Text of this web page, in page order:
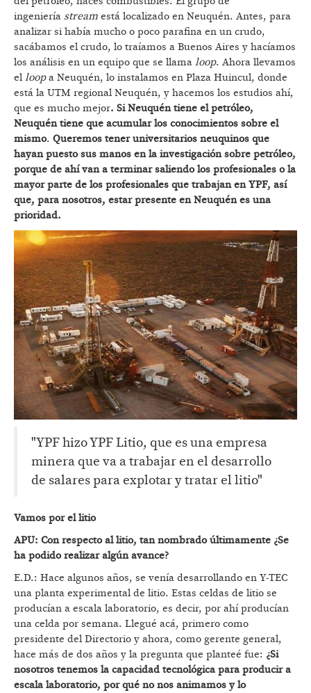
ingeniería stream está localizado en Neuquén. Antes, para
analizar si había mucho o poco parafina en un crudo,
sacábamos el crudo, lo traíamos a Buenos Aires y hacíamos
los análisis en un equipo que se llama loop. Ahora llevamos
el loopa Neuquén, lo instalamos en Plaza Huincul, donde
está la UTM regional Neuquén, y hacemos los estudios ahí,
que es mucho mejor. Si Neuquén tiene el petróleo,
Neuquén tiene que acumular los conocimientos sobre el
mismo. Queremos tener universitarios neuquinos que
hayan puesto sus manos en la investigación sobre petróleo,
porque de ahí van a terminar saliendo los profesionales o la
mayor parte de los profesionales que trabajan en YPF, así
que, para nosotros, estar presente en Neuquén es una
prioridad.
"YPF hizo YPF Litio, que es una empresa
minera que va a trabajar en el desarrollo
de salares para explotar y tratar el litio"
Vamos por el litio
APU: Con respecto al litio, tan nombrado últimamente ¿Se
ha podido realizar algún avance?
E.D.: Hace algunos años, se venía desarrollando en Y-TEC
una planta experimental de litio. Estas celdas de litio se
producían a escala laboratorio, es decir, por ahí producían
una celda por semana. Llegué acá, primero como
presidente del Directorio y ahora, como gerente general,
hace más de dos años y la pregunta que planteé fue: ¿Si
nosotros tenemos la capacidad tecnológica para producir a
escala laboratorio, por qué no nos animamos y lo